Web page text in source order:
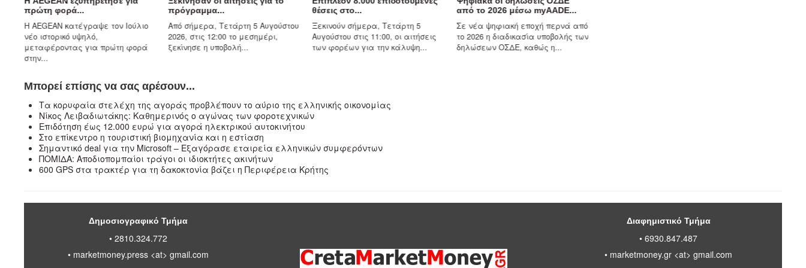
τον Ιούλιο
για πρώτη φορά
Από σήμερα, Τετάρτη 5 Αυγούστου
2026, στις 12:00 το μεσημέρι,
ξεκίνησε η υποβολή...
Ξεκινούν σήμερα, Τετάρτη 5
Αυγούστου στις 11:00, οι αιτήσεις
των φορέων για την κάλυψη...
από το 2026 μέσω myAADE...
Σε νέα ψηφιακή εποχή περνά από
το 2026 η διαδικασία υποβολής των
δηλώσεων ΟΣΔΕ, καθώς η...
ανοίγει η πλατφόρμα
Αντίστροφα μετρά ο χρόνος για
την έναρξη των αιτήσεων του
προγράμματος «Τουρισμός για...
Μπορεί επίσης να σας αρέσουν...
Τα κορυφαία στελέχη της αγοράς προβλέπουν το αύριο της ελληνικής οικονομίας
Νίκος Λειβαδιωτάκης: Καθημερινός ο αγώνας των φοροτεχνικών
Επιδότηση έως 12.000 ευρώ για αγορά ηλεκτρικού αυτοκινήτου
Στο επίκεντρο η τουριστική βιομηχανία και η εστίαση
Σημαντικό deal για την Microsoft – Εξαγόρασε εταιρεία ελληνικών συμφερόντων
ΠΟΜΙΔΑ: Αποδιοπομπαίοι τράγοι οι ιδιοκτήτες ακινήτων
600 GPS στα τρακτέρ για τη δακοκτονία βάζει η Περιφέρεια Κρήτης
Δημοσιογραφικό Τμήμα
• 2810.324.772
• marketmoney.press <at> gmail.com
Διαφημιστικό Τμήμα
• 6930.847.487
• marketmoney.gr <at> gmail.com